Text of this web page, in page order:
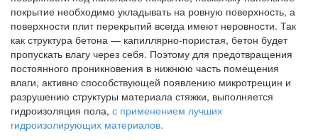
покрытие необходимо укладывать на ровную поверхность, а
поверхности плит перекрытий всегда имеют неровности. Так
как структура бетона — капиллярно-пористая, бетон будет
пропускать влагу через себя. Поэтому для предотвращения
постоянного проникновения в нижнюю часть помещения
влаги, активно способствующей появлению микротрещин и
разрушению структуры материала стяжки, выполняется
гидроизоляция пола, с применением лучших
гидроизолирующих материалов.